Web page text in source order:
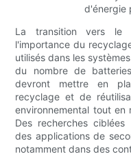
La transition vers le
l'importance du
utilisés dans les
du nombre de
devront mettre en
recyclage et de
environnemental tout en
Des recherches
des applications de
notamment dans des